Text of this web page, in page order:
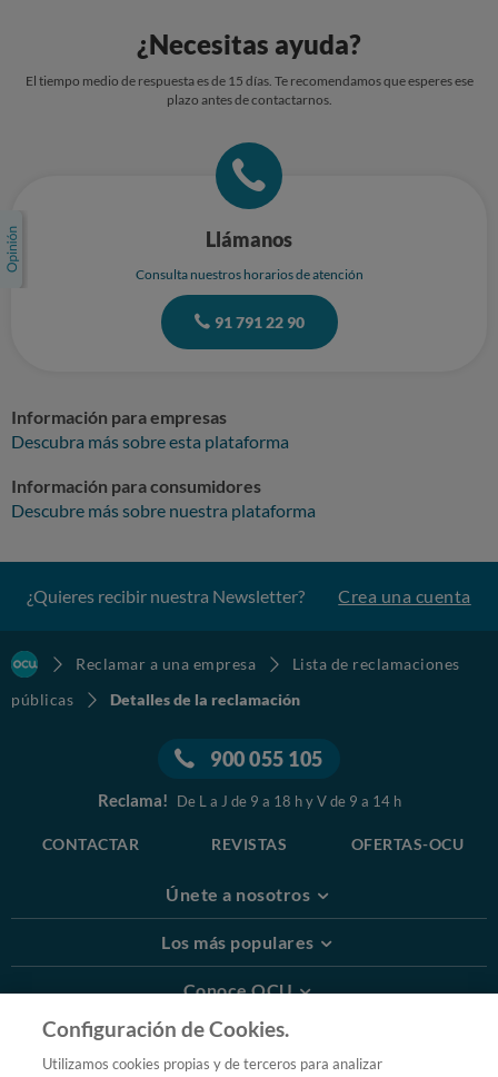
¿Necesitas ayuda?
El tiempo medio de respuesta es de 15 días. Te recomendamos que esperes ese
plazo antes de contactarnos.
Llámanos
Consulta nuestros horarios de atención
91 791 22 90
Información para empresas
Descubra más sobre esta plataforma
Información para consumidores
Descubre más sobre nuestra plataforma
¿Quieres recibir nuestra Newsletter? Crea una cuenta
Reclamar a una empresa
Lista de reclamaciones
públicas
Detalles de la reclamación
900 055 105
Reclama! De L a J de 9 a 18 h y V de 9 a 14 h
CONTACTAR REVISTAS OFERTAS-OCU
Únete a nosotros
Los más populares
Conoce OCU
Más Información
Configuración de Cookies.
Utilizamos cookies propias y de terceros para analizar